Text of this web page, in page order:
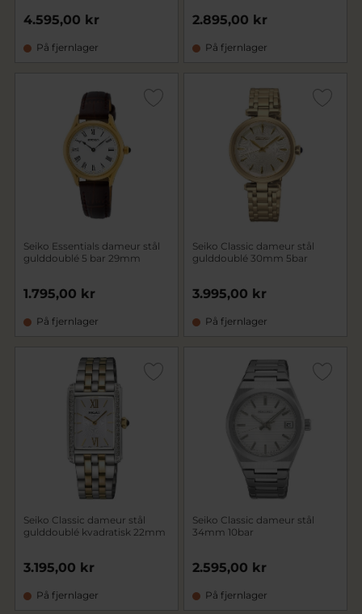
4.595,00 kr
På fjernlager
2.895,00 kr
På fjernlager
Seiko Essentials dameur stål
gulddoublé 5 bar 29mm
1.795,00 kr
På fjernlager
Seiko Classic dameur stål
gulddoublé 30mm 5bar
3.995,00 kr
På fjernlager
Seiko Classic dameur stål
gulddoublé kvadratisk 22mm
3.195,00 kr
På fjernlager
Seiko Classic dameur stål
34mm 10bar
2.595,00 kr
På fjernlager